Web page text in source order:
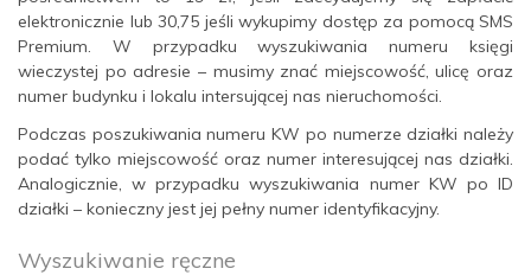
elektronicznie lub 30,75 jeśli wykupimy dostęp za pomocą SMS
Premium. W przypadku wyszukiwania numeru księgi
wieczystej po adresie – musimy znać miejscowość, ulicę oraz
numer budynku i lokalu intersującej nas nieruchomości.
Podczas poszukiwania numeru KW po numerze działki należy
podać tylko miejscowość oraz numer interesującej nas działki.
Analogicznie, w przypadku wyszukiwania numer KW po ID
działki – konieczny jest jej pełny numer identyfikacyjny.
Wyszukiwanie ręczne